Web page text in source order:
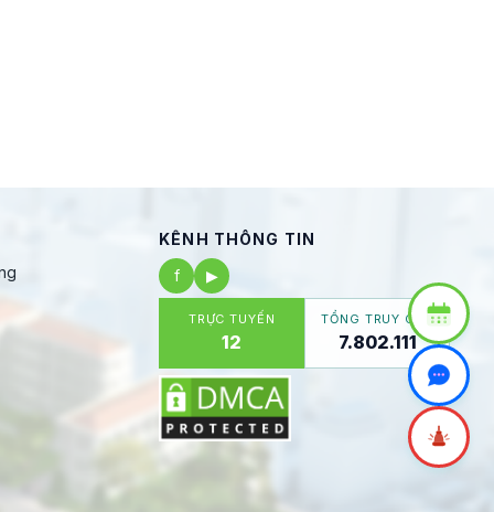
KÊNH THÔNG TIN
f
▶
TRỰC TUYẾN
12
TỔNG TRUY CẬP
7.802.111